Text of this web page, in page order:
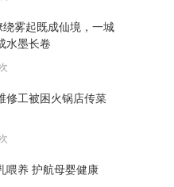
中学举行美术作品
交流座谈会
绕雾起既成仙境，一城
水墨长卷
修工被困火锅店传菜
喂养 护航母婴健康